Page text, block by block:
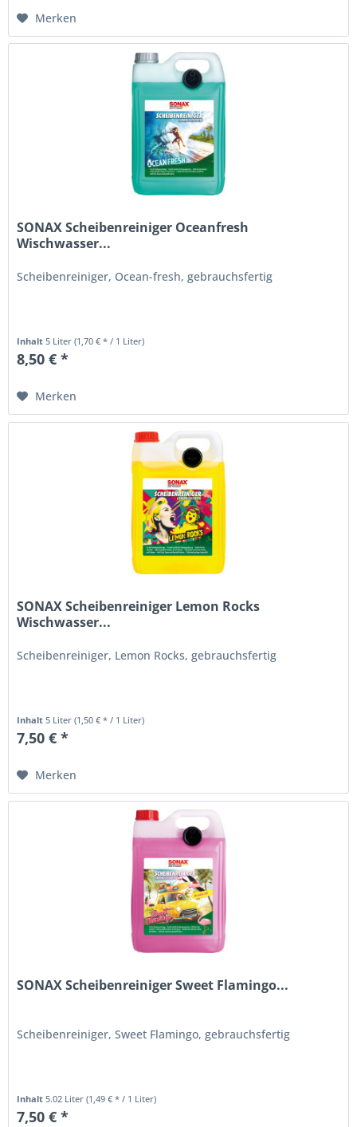
Merken
SONAX Scheibenreiniger Oceanfresh
Wischwasser...
Scheibenreiniger, Ocean-fresh, gebrauchsfertig
Inhalt5 Liter(1,70 € * / 1 Liter)
8,50 € *
Merken
SONAX Scheibenreiniger Lemon Rocks
Wischwasser...
Scheibenreiniger, Lemon Rocks, gebrauchsfertig
Inhalt5 Liter(1,50 € * / 1 Liter)
7,50 € *
Merken
SONAX Scheibenreiniger Sweet Flamingo...
Scheibenreiniger, Sweet Flamingo, gebrauchsfertig
Inhalt 5.02 Liter(1,49 € * / 1 Liter)
7,50 € *